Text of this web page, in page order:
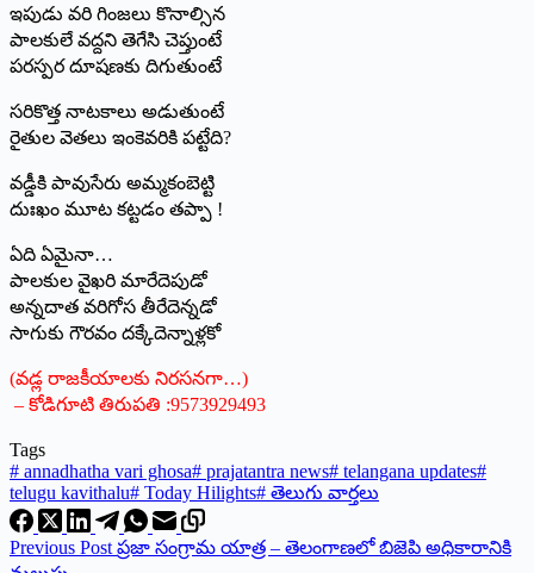
ఇపుడు వరి గింజలు కొనాల్సిన
పాలకులే వద్దని తెగేసి చెప్తుంటే
పరస్పర దూషణకు దిగుతుంటే
సరికొత్త నాటకాలు అడుతుంటే
రైతుల వెతలు ఇంకెవరికి పట్టేది?
వడ్డీకి పావుసేరు అమ్మకంబెట్టి
దుఃఖం మూట కట్టడం తప్పా !
ఏది ఏమైనా…
పాలకుల వైఖరి మారేదెపుడో
అన్నదాత వరిగోస తీరేదెన్నడో
సాగుకు గౌరవం దక్కేదెన్నాళ్లకో
(వడ్ల రాజకీయాలకు నిరసనగా…)
– కోడిగూటి తిరుపతి :9573929493
Tags
# annadhatha vari ghosa# prajatantra news# telangana updates#
telugu kavithalu# Today Hilights# తెలుగు వార్తలు
Previous Post ప్రజా సంగ్రామ యాత్ర – తెలంగాణలో బిజెపి అధికారానికి